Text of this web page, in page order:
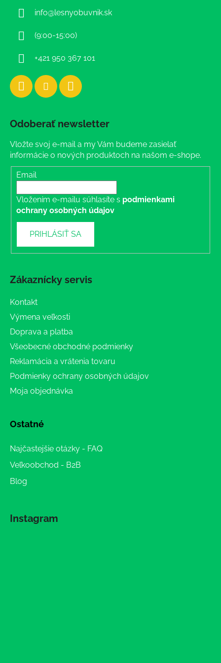
info@lesnyobuvnik.sk
(9:00-15:00)
+421 950 367 101
Odoberať newsletter
Vložte svoj e-mail a my Vám budeme zasielať
informácie o nových produktoch na našom e-shope.
Email
Vložením e-mailu súhlasíte s podmienkami
ochrany osobných údajov
PRIHLÁSIŤ SA
Zákaznícky servis
Kontakt
Výmena veľkosti
Doprava a platba
Všeobecné obchodné podmienky
Reklamácia a vrátenia tovaru
Podmienky ochrany osobných údajov
Moja objednávka
Ostatné
Najčastejšie otázky - FAQ
Veľkoobchod - B2B
Blog
Instagram